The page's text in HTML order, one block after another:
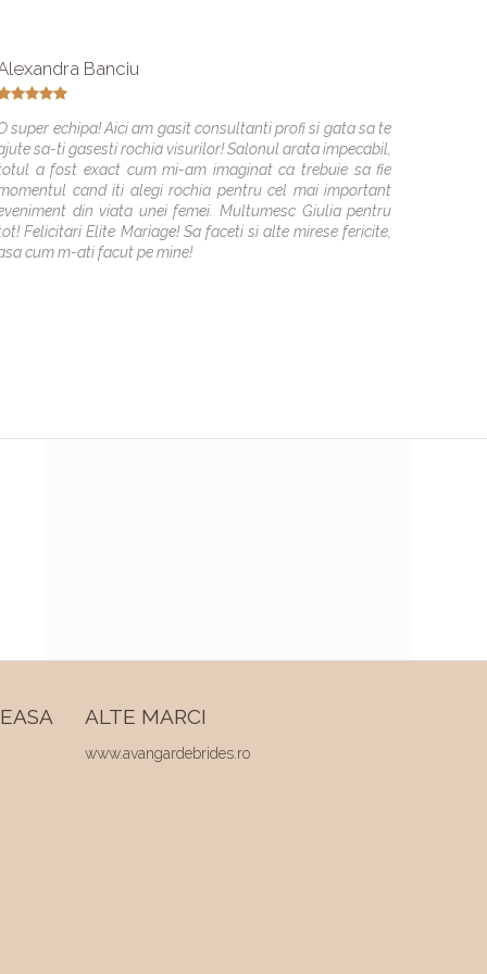
Banciu
super echipa! Aici am gasit consultanti profi si gata sa te
sa-ti gasesti rochia visurilor! Salonul arata impecabil,
a fost exact cum mi-am imaginat ca trebuie sa fie
cand iti alegi rochia pentru cel mai important
din viata unei femei. Multumesc Giulia pentru
Felicitari Elite Mariage! Sa faceti si alte mirese fericite,
cum m-ati facut pe mine!
ALTE MARCI
www.avangardebrides.ro